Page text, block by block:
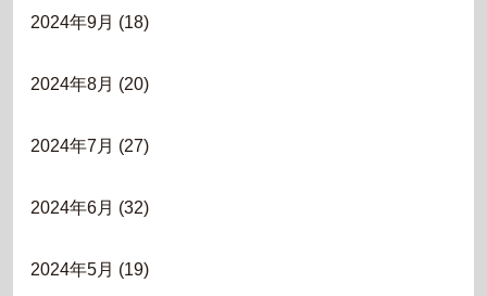
2024年9月 (18)
2024年8月 (20)
2024年7月 (27)
2024年6月 (32)
2024年5月 (19)